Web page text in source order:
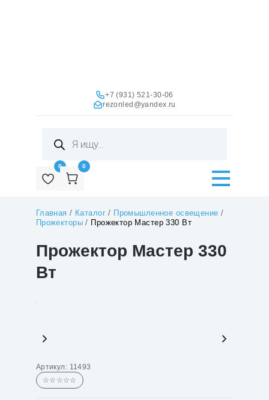
+7 (931) 521-30-06
rezonled@yandex.ru
товаров
0 0
Главная / Каталог/ Промышленное освещение /
Прожекторы / Прожектор Мастер 330 Вт
Прожектор Мастер 330
Вт
Артикул: 11493
☆☆☆☆☆